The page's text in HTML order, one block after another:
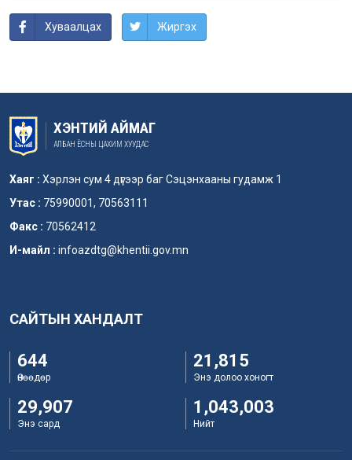
Хуваалцах Жиргэх
ХЭНТИЙ АЙМАГ
АЛБАН ЁСНЫ ЦАХИМ ХУУДАС
Хаяг : Хэрлэн сум 4 дүгээр баг Сэцэнхааны гудамж 1
Утас : 75990001, 70563111
Факс : 70562412
И-майл : infoazdtg@khentii.gov.mn
САЙТЫН ХАНДАЛТ
644
Өнөөдөр
21,815
Энэ долоо хоногт
29,907
Энэ сард
1,043,003
Нийт